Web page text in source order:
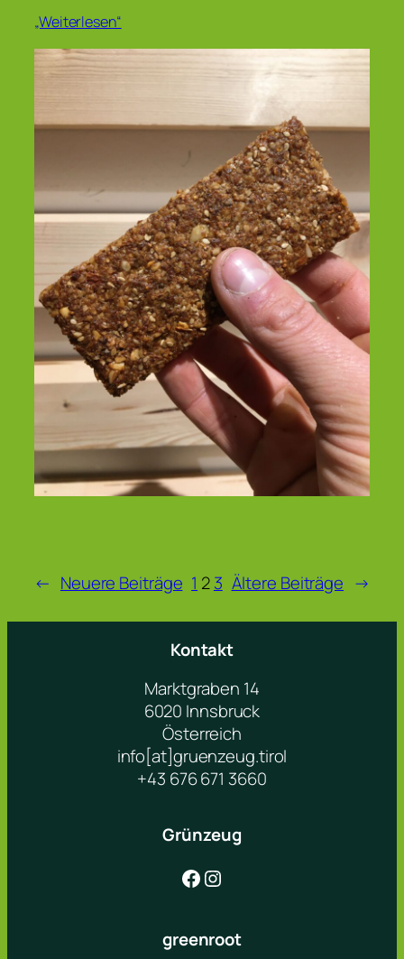
„Weiterlesen“
← Neuere Beiträge 1 23 Ältere Beiträge →
Kontakt
Marktgraben 14
6020 Innsbruck
Österreich
info[at]gruenzeug.tirol
+43 676 671 3660
Grünzeug
Facebook Instagram
greenroot